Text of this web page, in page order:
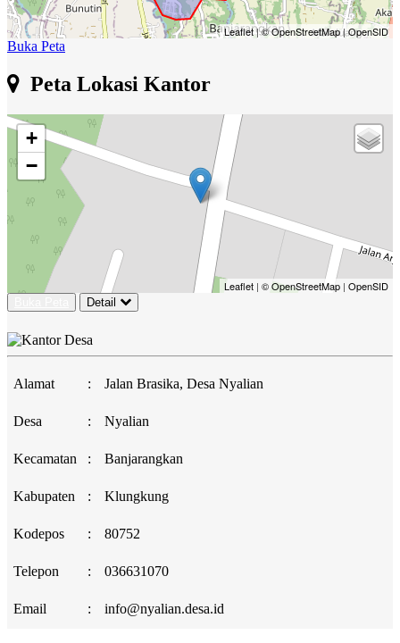
Leaflet|© OpenStreetMap|OpenSID
Buka Peta
Peta Lokasi Kantor
+
−
Leaflet | © OpenStreetMap | OpenSID
Detail
Alamat : Jalan Brasika, Desa Nyalian
Desa : Nyalian
Kecamatan : Banjarangkan
Kabupaten : Klungkung
Kodepos : 80752
Telepon : 036631070
Email : info@nyalian.desa.id